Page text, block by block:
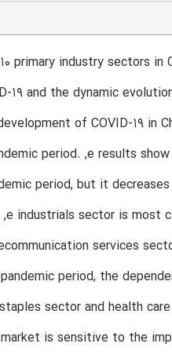
industry sectors in
19 and the dynamic
of COVID-19 in
period. ,e results
period, but it
industrials sector is most
services
period, the
sector and health
is sensitive to the